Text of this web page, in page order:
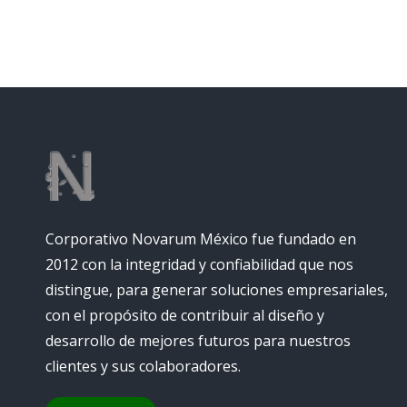
Corporativo Novarum México fue fundado en
2012 con la integridad y confiabilidad que nos
distingue, para generar soluciones empresariales,
con el propósito de contribuir al diseño y
desarrollo de mejores futuros para nuestros
clientes y sus colaboradores.